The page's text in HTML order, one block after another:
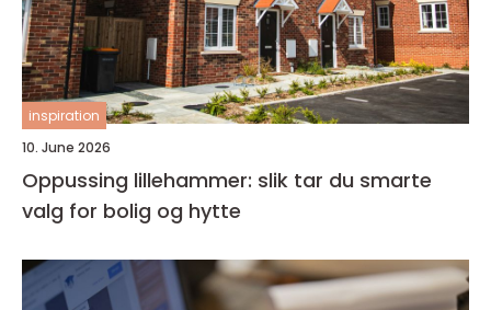
inspiration
10. June 2026
Oppussing lillehammer: slik tar du smarte
valg for bolig og hytte